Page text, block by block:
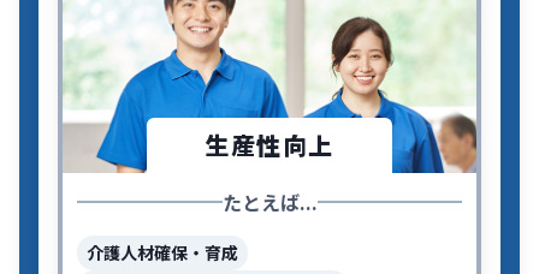
生産性向上
たとえば...
介護人材確保・育成